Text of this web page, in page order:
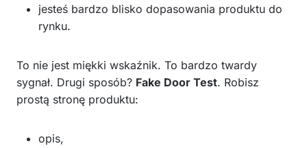
jesteś bardzo blisko dopasowania produktu do
rynku.
To nie jest miękki wskaźnik. To bardzo twardy
sygnał. Drugi sposób? Fake Door Test. Robisz
prostą stronę produktu:
opis,